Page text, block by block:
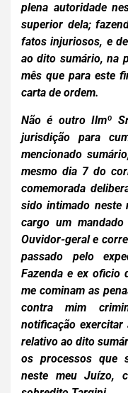
plena autoridade
superior dela;
fatos injuriosos, e
ao dito sumário, na
mês que para este
carta de ordem.
Não é outro Ilmº
jurisdição para
mencionado
mesmo dia 7 do
comemorada
sido intimado neste
cargo um
Ouvidor-geral e
passado pelo
Fazenda e ex oficio
me cominam as
contra mim
notificação
relativo ao dito
os processos que
neste meu Juízo,